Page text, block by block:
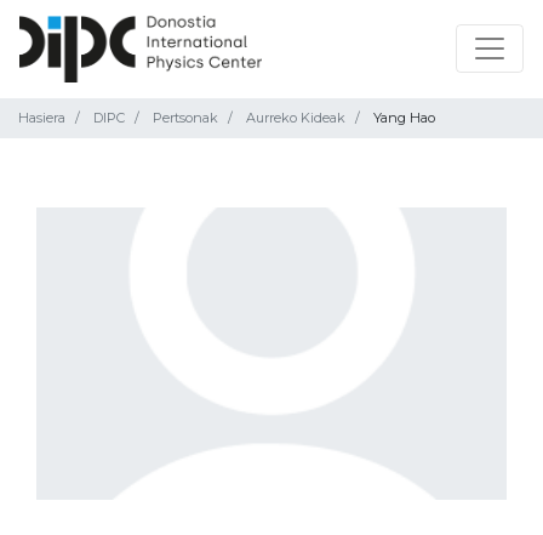
Hasiera DIPC Pertsonak Aurreko Kideak Yang Hao